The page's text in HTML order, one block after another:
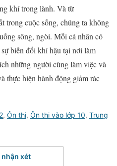
khí trong lành. Và từ
trong cuộc sống, chúng ta không
sông, ngòi. Mỗi cá nhân có
biến đổi khí hậu tại nơi làm
những người cùng làm việc và
thực hiện hành động giảm rác
, Ôn thi, Ôn thi vào lớp 10, Trung
xét